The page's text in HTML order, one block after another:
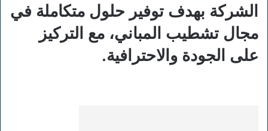
الشركة بهدف توفير حلول متكاملة في
مجال تشطيب المباني، مع التركيز
على الجودة والاحترافية.